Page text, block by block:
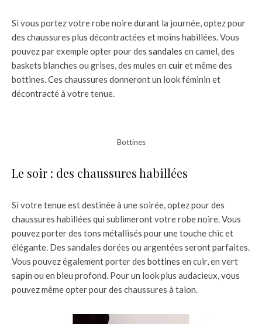
Si vous portez votre robe noire durant la journée, optez pour
des chaussures plus décontractées et moins habillées. Vous
pouvez par exemple opter pour des sandales en camel, des
baskets blanches ou grises, des mules en cuiret même des
bottines. Ces chaussures donneront un look féminin et
décontracté à votre tenue.
Bottines
Le soir : des chaussures habillées
Si votre tenue est destinée à une soirée, optez pour des
chaussures habillées qui sublimeront votre robe noire. Vous
pouvez porter des tons métallisés pour une touche chic et
élégante. Des sandales dorées ou argentées seront parfaites.
Vous pouvez également porter des bottines en cuir, en vert
sapin ou en bleu profond. Pour un look plus audacieux, vous
pouvez même opter pour des chaussures à talon.